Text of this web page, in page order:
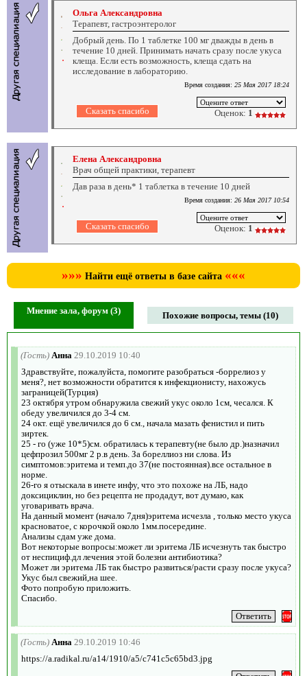
Ольга Александровна
Терапевт, гастроэнтеролог
Добрый день. По 1 таблетке 100 мг дважды в день в
течение 10 дней. Принимать начать сразу после укуса
клеща. Если есть возможность, клеща сдать на
исследование в лабораторию.
Время создания: 25 Мая 2017 18:24
Оценок: 1
Елена Александровна
Врач общей практики, терапевт
Дав раза в день* 1 таблетка в течение 10 дней
Время создания: 26 Мая 2017 10:54
Оценок: 1
»»» Найти ещё ответы в базе сайта «««
Мнение зала, форум (3) Похожие вопросы, темы (10)
(Гость) Анна 29.10.2019 10:40
Здравствуйте, пожалуйста, помогите разобраться -боррелиоз у
меня?, нет возможности обратится к инфекционисту, нахожусь
заграницей(Турция)
23 октября утром обнаружила свежий укус около 1см, чесался. К
обеду увеличился до 3-4 см.
24 окт. ещё увеличился до 6 см., начала мазать фенистил и пить
зиртек.
25 - го (уже 10*5)см. обратилась к терапевту(не было др.)назначил
цефпрозил 500мг 2 р.в день. За бореллиоз ни слова. Из
симптомов:эритема и темп.до 37(не постоянная).все остальное в
норме.
26-го я отыскала в инете инфу, что это похоже на ЛБ, надо
доксициклин, но без рецепта не продадут, вот думаю, как
уговаривать врача.
На данный момент (начало 7дня)эритема исчезла , только место укуса
красноватое, с корочкой около 1мм.посередине.
Анализы сдам уже дома.
Вот некоторые вопросы:может ли эритема ЛБ исчезнуть так быстро
от неспициф.дл лечения этой болезни антибиотика?
Может ли эритема ЛБ так быстро развиться/расти сразу после укуса?
Укус был свежий,на шее.
Фото попробую приложить.
Спасибо.
(Гость) Анна 29.10.2019 10:46
https://a.radikal.ru/a14/1910/a5/c741c5c65bd3.jpg